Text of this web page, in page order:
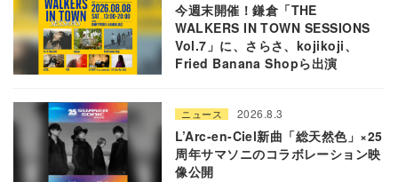
今週末開催！鎌倉「THE
WALKERS IN TOWN SESSIONS
Vol.7」に、さらさ、kojikoji、
Fried Banana Shopら出演
ニュース 2026.8.3
L’Arc-en-Ciel新曲「総天然色」×25
周年サマソニのコラボレーション映
像公開